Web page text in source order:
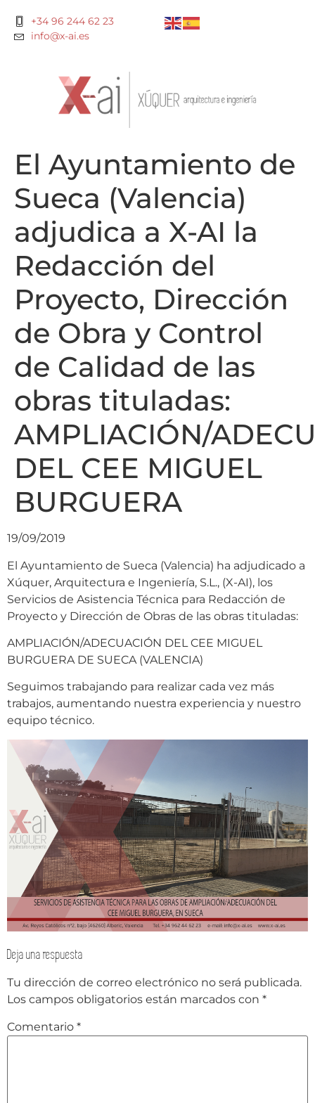
+34 96 244 62 23
info@x-ai.es
El Ayuntamiento de
Sueca (Valencia)
adjudica a X-AI la
Redacción del
Proyecto, Dirección
de Obra y Control
de Calidad de las
obras tituladas:
AMPLIACIÓN/
DEL CEE MIGUEL
BURGUERA
19/09/2019
El Ayuntamiento de Sueca (Valencia) ha adjudicado a
Xúquer, Arquitectura e Ingeniería, S.L., (X-AI), los
Servicios de Asistencia Técnica para Redacción de
Proyecto y Dirección de Obras de las obras tituladas:
AMPLIACIÓN/ADECUACIÓN DEL CEE MIGUEL
BURGUERA DE SUECA (VALENCIA)
Seguimos trabajando para realizar cada vez más
trabajos, aumentando nuestra experiencia y nuestro
equipo técnico.
Deja una respuesta
Tu dirección de correo electrónico no será publicada.
Los campos obligatorios están marcados con *
Comentario *